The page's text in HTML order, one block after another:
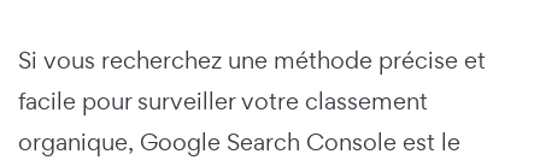
Si vous recherchez une méthode précise et
facile pour surveiller votre classement
organique, Google Search Console est le